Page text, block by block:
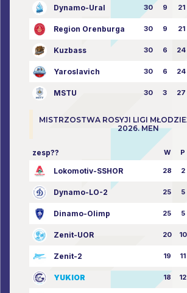
Dynamo-Ural 30 9 21
Region Orenburga 30 9 21
Kuzbass 30 6 24
Yaroslavich 30 6 24
MSTU 30 3 27
MISTRZOSTWA ROSYJI LIGI
2026. MEN
zesp?? W P
Lokomotiv-SSHOR 28 2
Dynamo-LO-2 25 5
Dinamo-Olimp 25 5
Zenit-UOR 20 10
Zenit-2 19 11
YUKIOR 18 12